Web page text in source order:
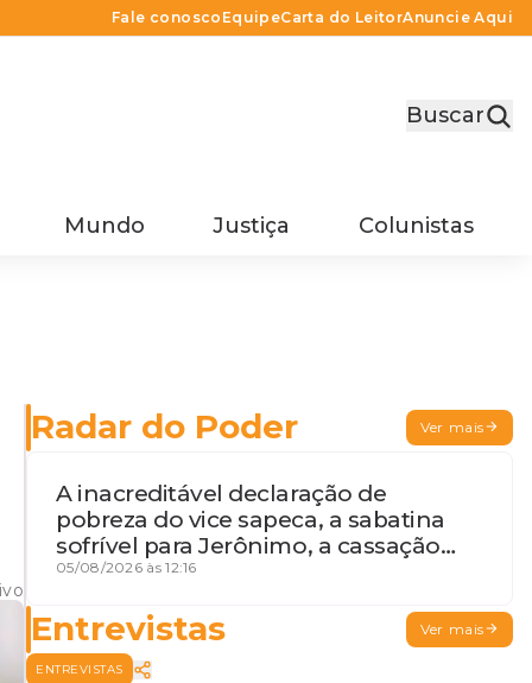
Fale conosco EquipeCarta do LeitorAnuncie Aqui
Buscar
Mundo Justiça Colunistas
Radar do Poder Ver mais
A inacreditável declaração de
pobreza do vice sapeca, a sabatina
sofrível para Jerônimo, a cassação
iminente da desembargadora e a
05/08/2026 às 12:16
Entrevistas Ver mais
ENTREVISTAS